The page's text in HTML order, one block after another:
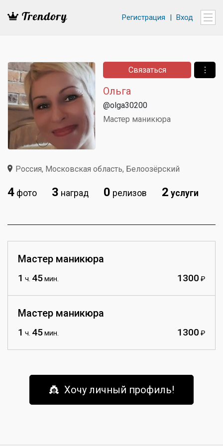
Регистрация | Вход
Мастер маникюра
@olga30200
Ольга
Связаться ⋮
Россия, Московская область, Белоозёрский
4 фото 3 наград 0 релизов 2 услуги
Мастер маникюра
1 ч. 45мин. 1300 ₽
Мастер маникюра
1 ч. 45мин. 1300 ₽
👸 Хочу личный профиль!